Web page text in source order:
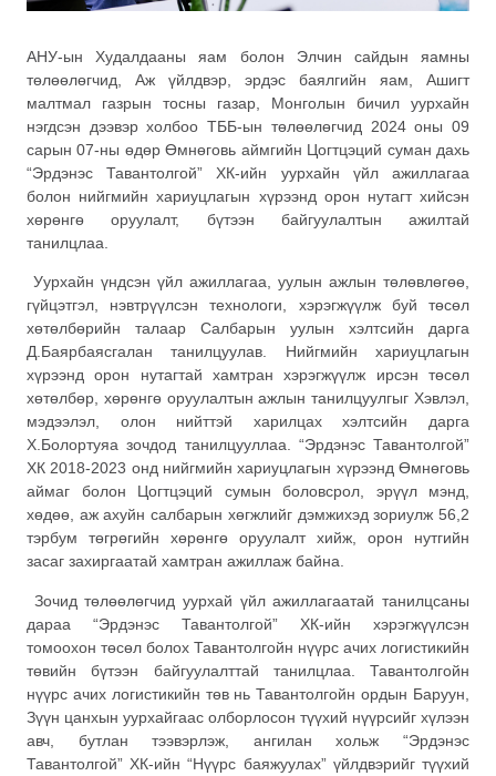
АНУ-ын Худалдааны яам болон Элчин сайдын яамны
төлөөлөгчид, Аж үйлдвэр, эрдэс баялгийн яам, Ашигт
малтмал газрын тосны газар, Монголын бичил уурхайн
нэгдсэн дээвэр холбоо ТББ-ын төлөөлөгчид 2024 оны 09
сарын 07-ны өдөр Өмнөговь аймгийн Цогтцэций суман дахь
“Эрдэнэс Тавантолгой” ХК-ийн уурхайн үйл ажиллагаа
болон нийгмийн хариуцлагын хүрээнд орон нутагт хийсэн
хөрөнгө оруулалт, бүтээн байгуулалтын ажилтай
танилцлаа.
Уурхайн үндсэн үйл ажиллагаа, уулын ажлын төлөвлөгөө,
гүйцэтгэл, нэвтрүүлсэн технологи, хэрэгжүүлж буй төсөл
хөтөлбөрийн талаар Салбарын уулын хэлтсийн дарга
Д.Баярбаясгалан танилцуулав. Нийгмийн хариуцлагын
хүрээнд орон нутагтай хамтран хэрэгжүүлж ирсэн төсөл
хөтөлбөр, хөрөнгө оруулалтын ажлын танилцуулгыг Хэвлэл,
мэдээлэл, олон нийттэй харилцах хэлтсийн дарга
Х.Болортуяа зочдод танилцууллаа. “Эрдэнэс Тавантолгой”
ХК 2018-2023 онд нийгмийн хариуцлагын хүрээнд Өмнөговь
аймаг болон Цогтцэций сумын боловсрол, эрүүл мэнд,
хөдөө, аж ахуйн салбарын хөгжлийг дэмжихэд зориулж 56,2
тэрбум төгрөгийн хөрөнгө оруулалт хийж, орон нутгийн
засаг захиргаатай хамтран ажиллаж байна.
Зочид төлөөлөгчид уурхай үйл ажиллагаатай танилцсаны
дараа “Эрдэнэс Тавантолгой” ХК-ийн хэрэгжүүлсэн
томоохон төсөл болох Тавантолгойн нүүрс ачих логистикийн
төвийн бүтээн байгуулалттай танилцлаа. Тавантолгойн
нүүрс ачих логистикийн төв нь Тавантолгойн ордын Баруун,
Зүүн цанхын уурхайгаас олборлосон түүхий нүүрсийг хүлээн
авч, бутлан тээвэрлэж, ангилан хольж “Эрдэнэс
Тавантолгой” ХК-ийн “Нүүрс баяжуулах” үйлдвэрийг түүхий